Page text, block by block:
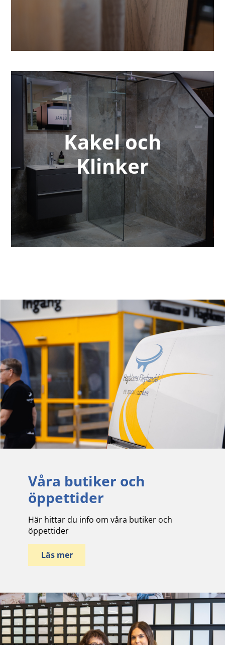
Kakel och
Klinker
Våra butiker och
öppettider
Här hittar du info om våra butiker och
öppettider
Läs mer